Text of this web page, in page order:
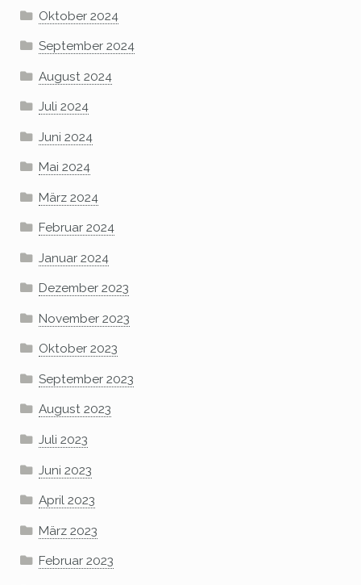
Oktober 2024
September 2024
August 2024
Juli 2024
Juni 2024
Mai 2024
März 2024
Februar 2024
Januar 2024
Dezember 2023
November 2023
Oktober 2023
September 2023
August 2023
Juli 2023
Juni 2023
April 2023
März 2023
Februar 2023